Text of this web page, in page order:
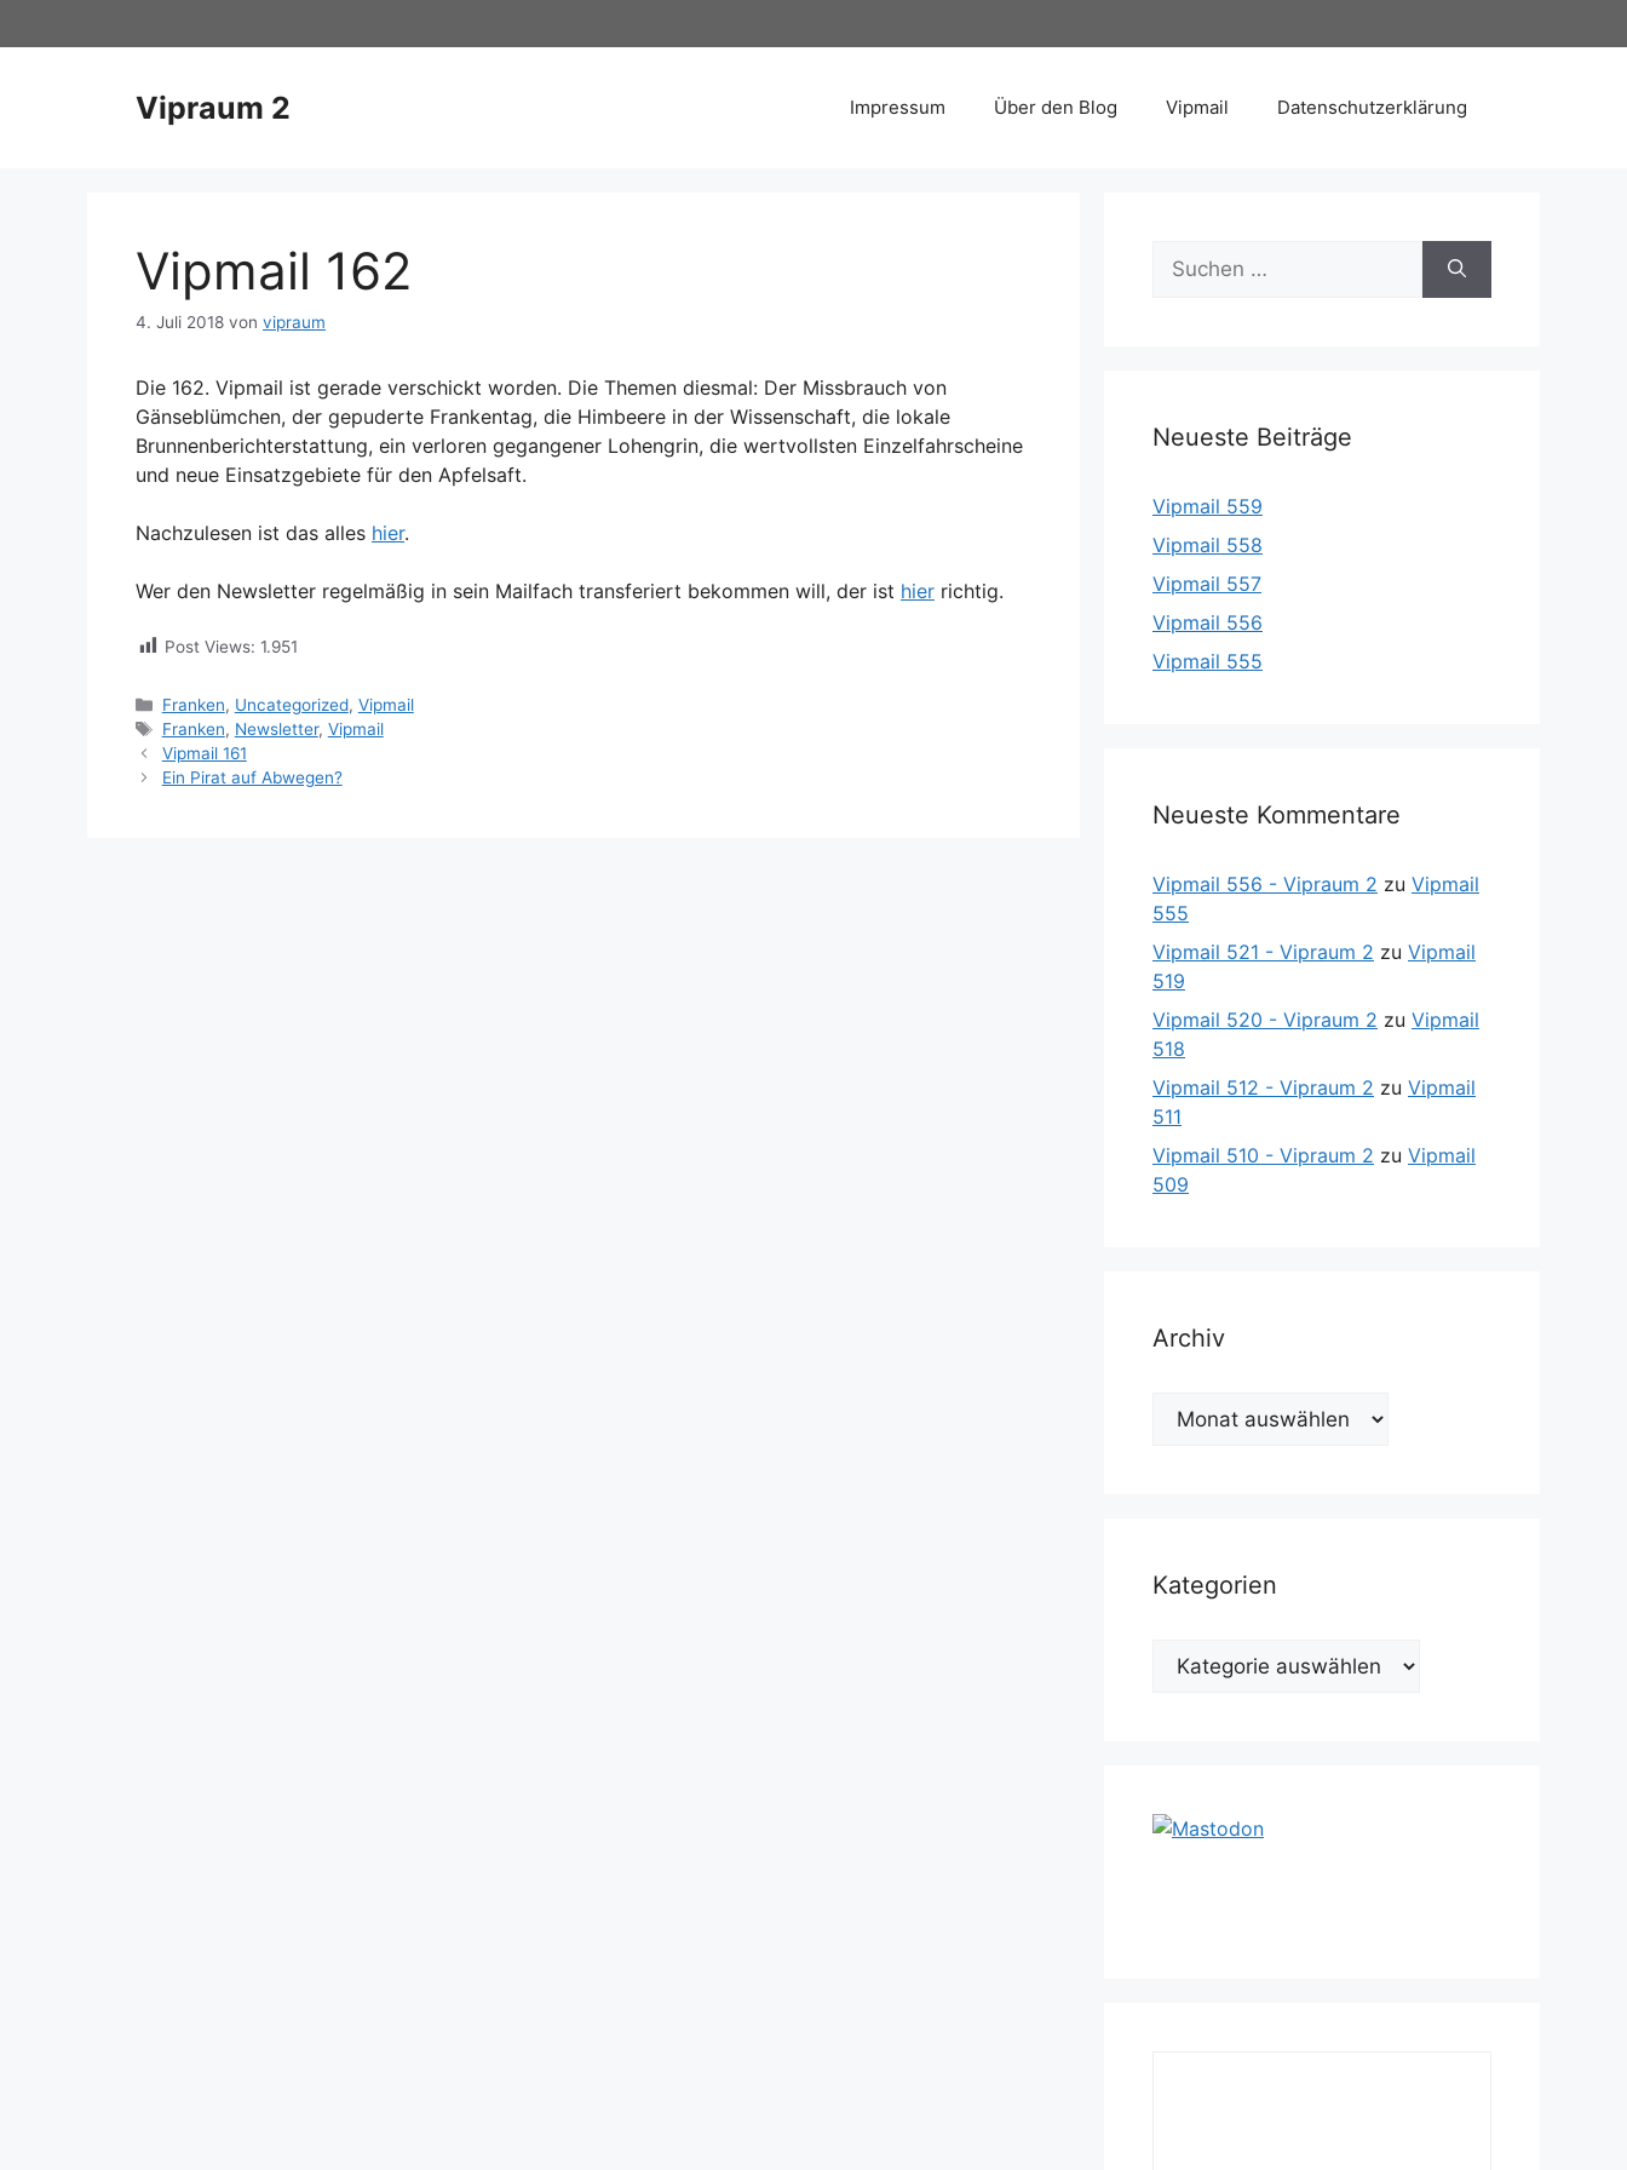
Inhalt
Vipraum 2 Impressum Über den Blog Vipmail Datenschutzerklärung
Vipmail 162
4. Juli 2018 von vipraum
Die 162. Vipmail ist gerade verschickt worden. Die Themen diesmal: Der Missbrauch von
Gänseblümchen, der gepuderte Frankentag, die Himbeere in der Wissenschaft, die lokale
Brunnenberichterstattung, ein verloren gegangener Lohengrin, die wertvollsten Einzelfahrscheine
und neue Einsatzgebiete für den Apfelsaft.
Nachzulesen ist das alles hier.
Wer den Newsletter regelmäßig in sein Mailfach transferiert bekommen will, der ist hier richtig.
Post Views: 1.951
Kategorien
Franken, Uncategorized, Vipmail
Schlagwörter
Franken, Newsletter, Vipmail
Vipmail 161
Ein Pirat auf Abwegen?
Suche
nach:
Neueste Beiträge
Vipmail 559
Vipmail 558
Vipmail 557
Vipmail 556
Vipmail 555
Neueste Kommentare
Vipmail 556 - Vipraum 2 zu Vipmail
555
Vipmail 521 - Vipraum 2 zu Vipmail
519
Vipmail 520 - Vipraum 2 zu Vipmail
518
Vipmail 512 - Vipraum 2 zu Vipmail
511
Vipmail 510 - Vipraum 2 zu Vipmail
509
Archiv
Archiv
Kategorien
Kategorien